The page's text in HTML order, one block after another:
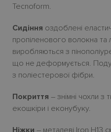
Tecnoform.
Сидіння оздоблені
пропіленового волокна та
виробляються з
що не деформується.
з поліестерової фібри.
Покриття – знiмнi чохли з
екошкiри і еконубуку.
Ніжки – металеві Iron H13